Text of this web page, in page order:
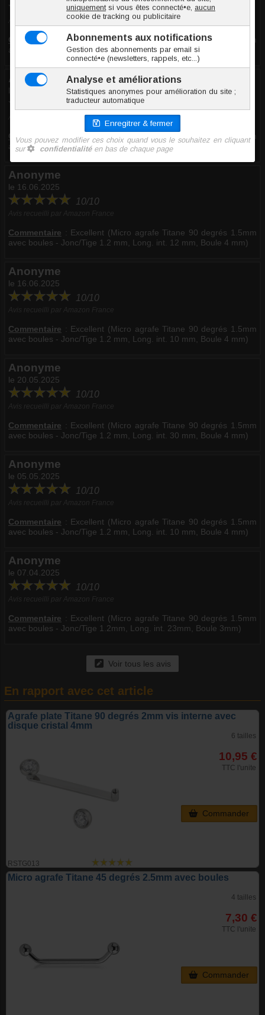
10/10
Avis recueilli par Amazon France
Commentaire :Excellent (Micro agrafe Titane 90 degrés 1.5mm
avec boules - Jonc/Tige 1.2 mm, Long. int. 20 mm, Boule 4 mm)
Anonyme
le 10.07.2025
10/10
Avis recueilli par Amazon France
Commentaire
Excellent (Micro agrafe Titane 90 degrés 1.5mm
avec boules - Jonc/Tige 1.2 mm, Long. int. 20 mm, Boule 4 mm)
Anonyme
le 16.06.2025
10/10
Commentaire : Excellent (Micro agrafe Titane 90 degrés 1.5mm
avec boules - Jonc/Tige 1.2 mm, Long. int. 12 mm, Boule 4 mm)
Anonyme
le 16.06.2025
10/10
Commentaire : Excellent (Micro agrafe Titane 90 degrés 1.5mm
avec boules - Jonc/Tige 1.2 mm, Long. int. 10 mm, Boule 4 mm)
Anonyme
le 20.05.2025
10/10
Commentaire : Excellent (Micro agrafe Titane 90 degrés 1.5mm
avec boules - Jonc/Tige 1.2 mm, Long. int. 30 mm, Boule 4 mm)
Anonyme
le 05.05.2025
10/10
Commentaire : Excellent (Micro agrafe Titane 90 degrés 1.5mm
avec boules - Jonc/Tige 1.2 mm, Long. int. 10 mm, Boule 4 mm)
Anonyme
le 07.04.2025
10/10
Commentaire : Excellent (Micro agrafe Titane 90 degrés 1.5mm
avec boules - Jonc/Tige 1.2mm, Long. int. 23mm, Boule 3mm)
Voir tous les avis
En rapport avec cet article
Agrafe plate Titane 90 degrés 2mm vis interne avec
disque cristal 4mm
RSTG013
6 tailles
10,95 €
TTC l'unite
Commander
Micro agrafe Titane 45 degrés 2.5mm avec boules
4 tailles
7,30 €
TTC l'unite
Commander